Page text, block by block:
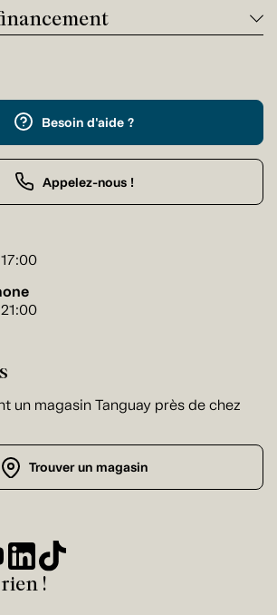
Besoin d'aide ?
Appelez-nous !
un magasin Tanguay près de chez
Trouver un magasin
!